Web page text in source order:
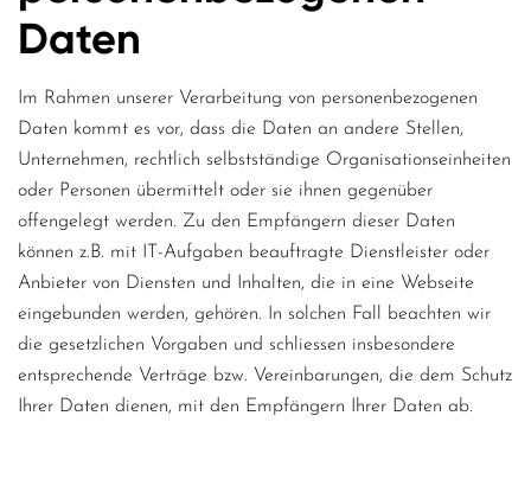
Daten
Im Rahmen unserer Verarbeitung von personenbezogenen
Daten kommt es vor, dass die Daten an andere Stellen,
Unternehmen, rechtlich selbstständige Organisationseinheiten
oder Personen übermittelt oder sie ihnen gegenüber
offengelegt werden. Zu den Empfängern dieser Daten
können z.B. mit IT-Aufgaben beauftragte Dienstleister oder
Anbieter von Diensten und Inhalten, die in eine Webseite
eingebunden werden, gehören. In solchen Fall beachten wir
die gesetzlichen Vorgaben und schliessen insbesondere
entsprechende Verträge bzw. Vereinbarungen, die dem Schutz
Ihrer Daten dienen, mit den Empfängern Ihrer Daten ab.